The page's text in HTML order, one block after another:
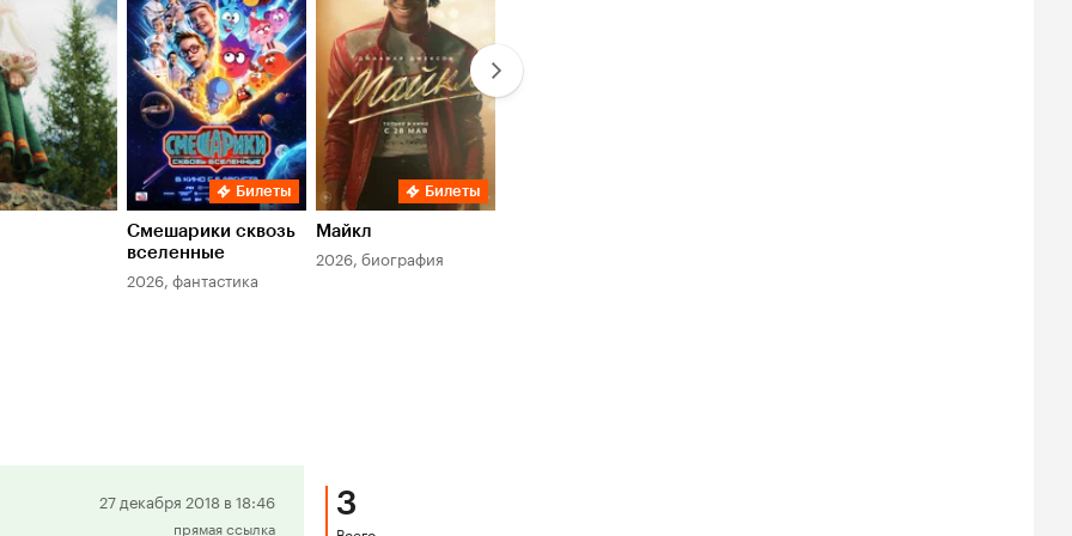
6.1
Билеты
Смешарики сквозь
вселенные
2026, фантастика
Билеты
Майкл
2026, биография
Положительная
27 декабря 2018 в 18:46
прямая ссылка
3